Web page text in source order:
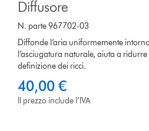
Diffusore
N. parte 967702-03
Diffonde l’aria uniformemente
l’asciugatura naturale, aiuta a
definizione dei ricci.
40,00 €
Il prezzo include l’IVA